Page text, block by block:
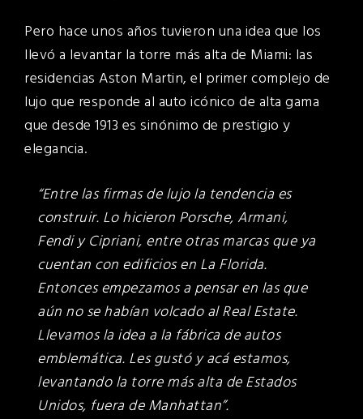
Pero hace unos años tuvieron una idea que los
llevó a levantar la torre más alta de Miami: las
residencias Aston Martin, el primer complejo de
lujo que responde al auto icónico de alta gama
que desde 1913 es sinónimo de prestigio y
elegancia.
“Entre las firmas de lujo la tendencia es
construir. Lo hicieron Porsche, Armani,
Fendi y Cipriani, entre otras marcas que ya
cuentan con edificios en La Florida.
Entonces empezamos a pensar en las que
aún no se habían volcado al Real Estate.
Llevamos la idea a la fábrica de autos
emblemática. Les gustó y acá estamos,
levantando la torre más alta de Estados
Unidos, fuera de Manhattan”.